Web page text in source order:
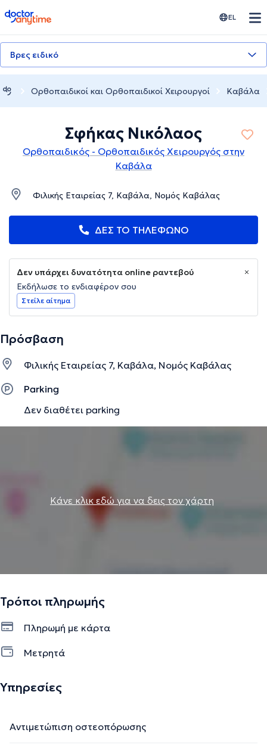
doctoranytime EL
Βρες ειδικό
Ορθοπαιδικοί και Ορθοπαιδικοί Χειρουργοί Καβάλα
Σφήκας Νικόλαος
Ορθοπαιδικός - Ορθοπαιδικός Χειρουργός στην
Καβάλα
Φιλικής Εταιρείας 7, Καβάλα, Νομός Καβάλας
ΔΕΣ ΤΟ ΤΗΛΕΦΩΝΟ
Δεν υπάρχει δυνατότητα online ραντεβού
Εκδήλωσε το ενδιαφέρον σου
Στείλε αίτημα
Πρόσβαση
Φιλικής Εταιρείας 7, Καβάλα, Νομός Καβάλας
Parking
Δεν διαθέτει parking
Κάνε κλικ εδώ για να δεις τον χάρτη
Τρόποι πληρωμής
Πληρωμή με κάρτα
Μετρητά
Υπηρεσίες
Αντιμετώπιση οστεοπόρωσης